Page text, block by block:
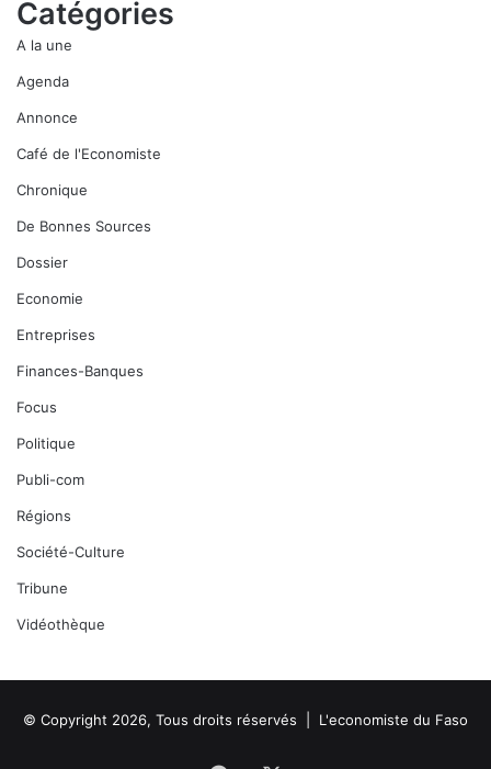
Catégories
A la une
Agenda
Annonce
Café de l'Economiste
Chronique
De Bonnes Sources
Dossier
Economie
Entreprises
Finances-Banques
Focus
Politique
Publi-com
Régions
Société-Culture
Tribune
Vidéothèque
© Copyright 2026, Tous droits réservés | L'economiste du Faso